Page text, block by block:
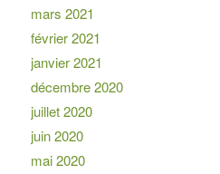
mars 2021
février 2021
janvier 2021
décembre 2020
juillet 2020
juin 2020
mai 2020